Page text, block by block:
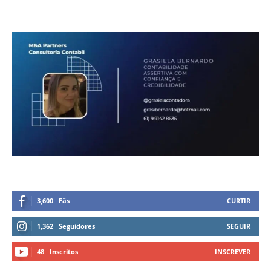
3,600 Fãs CURTIR
1,362 Seguidores SEGUIR
48 Inscritos INSCREVER